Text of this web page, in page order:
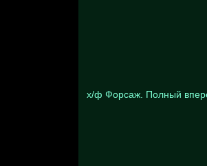
х/ф Форсаж. Полный